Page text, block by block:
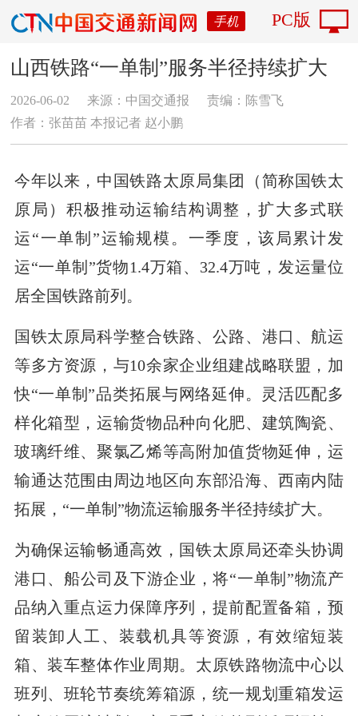
手机 PC版
山西铁路“一单制”服务半径持续扩大
2026-06-02 来源：中国交通报
责编：陈雪飞
作者：张苗苗 本报记者 赵小鹏
今年以来，中国铁路太原局集团（简称国铁太
原局）积极推动运输结构调整，扩大多式联
运“一单制”运输规模。一季度，该局累计发
运“一单制”货物1.4万箱、32.4万吨，发运量位
居全国铁路前列。
国铁太原局科学整合铁路、公路、港口、航运
等多方资源，与10余家企业组建战略联盟，加
快“一单制”品类拓展与网络延伸。灵活匹配多
样化箱型，运输货物品种向化肥、建筑陶瓷、
玻璃纤维、聚氯乙烯等高附加值货物延伸，运
输通达范围由周边地区向东部沿海、西南内陆
拓展，“一单制”物流运输服务半径持续扩大。
为确保运输畅通高效，国铁太原局还牵头协调
港口、船公司及下游企业，将“一单制”物流产
品纳入重点运力保障序列，提前配置备箱，预
留装卸人工、装载机具等资源，有效缩短装
箱、装车整体作业周期。太原铁路物流中心以
班列、班轮节奏统筹箱源，统一规划重箱发运